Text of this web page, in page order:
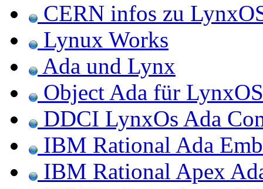
CERN infos zu
Lynux Works
Ada und Lynx
Object Ada für
DDCI LynxOs Ada
IBM Rational Ada
IBM Rational Apex